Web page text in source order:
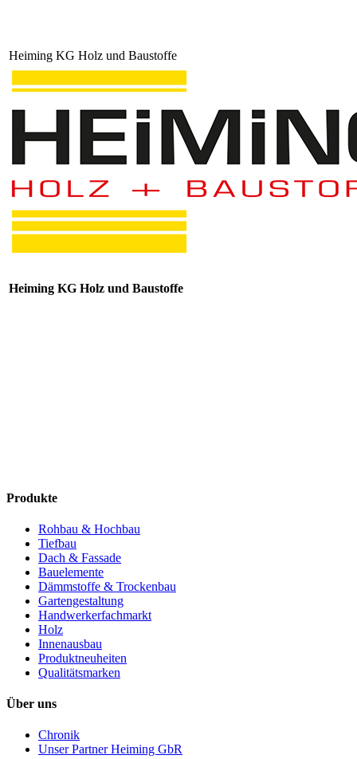
Heiming KG Holz und Baustoffe
Heiming KG Holz und Baustoffe
Produkte
Rohbau & Hochbau
Tiefbau
Dach & Fassade
Bauelemente
Dämmstoffe & Trockenbau
Gartengestaltung
Handwerkerfachmarkt
Holz
Innenausbau
Produktneuheiten
Qualitätsmarken
Über uns
Chronik
Unser Partner Heiming GbR